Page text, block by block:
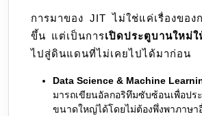
การมาของ JIT ไม่ใช่แค่เรื่องของก
ขึ้น แต่เป็นการเปิดประตูบานใหม่
ไปสู่ดินแดนที่ไม่เคยไปได้มาก่อน
Data Science & Machine
มารถเขียนอัลกอริทึมซับซ้อนเพื่อปร
ขนาดใหญ่ได้โดยไม่ต้องพึ่งพาภาษา